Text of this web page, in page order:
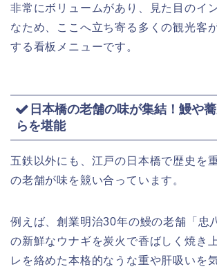
非常にボリュームがあり、見た目のイ
なため、ここへ立ち寄る多くの観光客
する看板メニューです。
日本橋の老舗の味が集結！鰻や
らを堪能
五鉄以外にも、江戸の日本橋で歴史を
の老舗が味を競い合っています。
例えば、創業明治30年の鰻の老舗「忠
の新鮮なウナギを炭火で香ばしく焼き
レを絡めた本格的なうな重や肝吸いを